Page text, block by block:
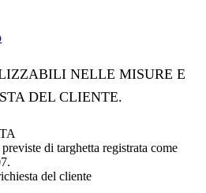
NELLE MISURE E
DEL CLIENTE.
di targhetta registrata come
del cliente